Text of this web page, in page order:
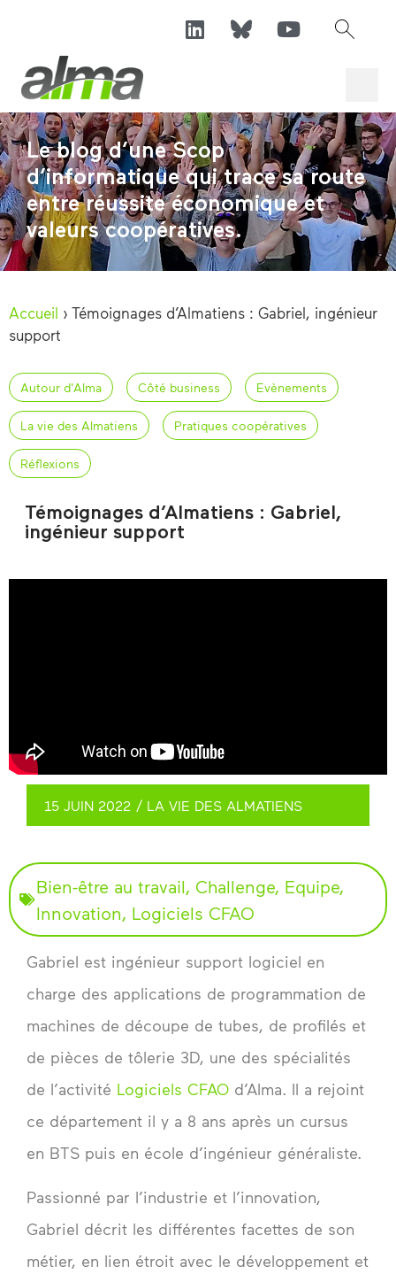
Le blog d’une Scop
d’informatique qui trace sa route
entre réussite économique et
valeurs coopératives.
Accueil › Témoignages d’Almatiens : Gabriel, ingénieur
support
Autour d'Alma Côté business Evènements
La vie des Almatiens Pratiques coopératives
Réflexions
Témoignages d’Almatiens : Gabriel,
ingénieur support
15 JUIN 2022 / LA VIE DES ALMATIENS
Bien-être au travail, Challenge, Equipe,
Innovation, Logiciels CFAO
Gabriel est ingénieur support logiciel en
charge des applications de programmation de
machines de découpe de tubes, de profilés et
de pièces de tôlerie 3D, une des spécialités
de l’activité Logiciels CFAO d’Alma. Il a rejoint
ce département il y a 8 ans après un cursus
en BTS puis en école d’ingénieur généraliste.
Passionné par l’industrie et l’innovation,
Gabriel décrit les différentes facettes de son
métier, en lien étroit avec le développement et